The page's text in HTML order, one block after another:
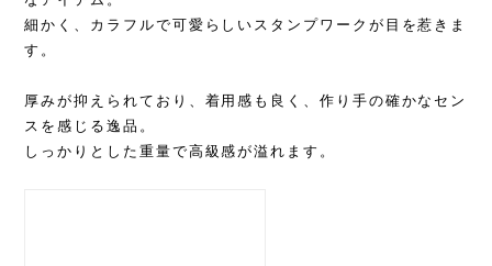
細かく、カラフルで可愛らしいスタンプワークが目を惹きま
す。
厚みが抑えられており、着用感も良く、作り手の確かなセン
スを感じる逸品。
しっかりとした重量で高級感が溢れます。